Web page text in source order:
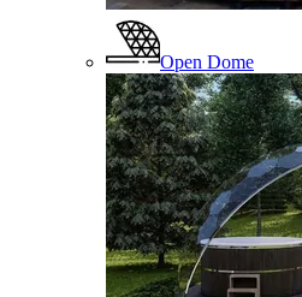
Open Dome